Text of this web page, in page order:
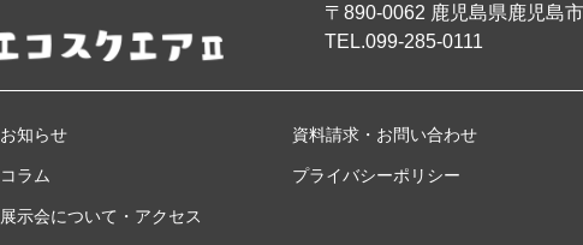
〒890-0062 鹿児島県鹿児島
TEL.099-285-0111
お知らせ
コラム
展示会について・アクセス
資料請求・お問い合わせ
プライバシーポリシー